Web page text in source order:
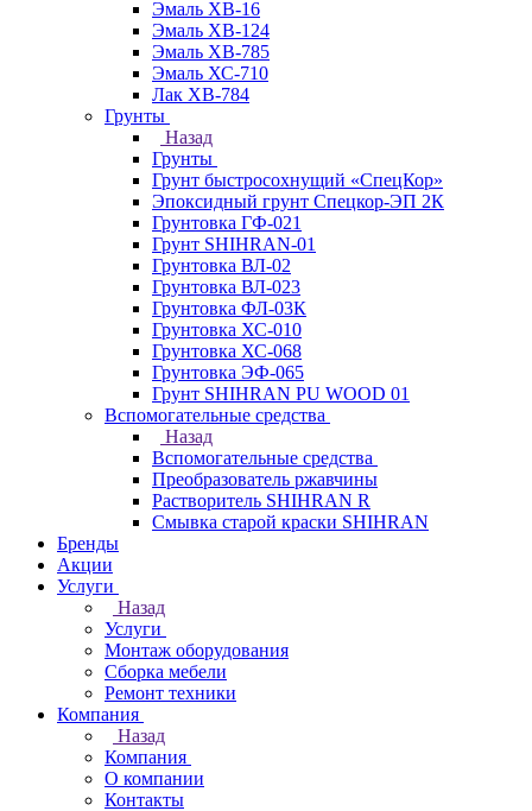
Эмаль ХВ-16
Эмаль ХВ-124
Эмаль ХВ-785
Эмаль ХС-710
Лак ХВ-784
Грунты
Назад
Грунты
Грунт быстросохнущий «СпецКор»
Эпоксидный грунт Спецкор-ЭП 2К
Грунтовка ГФ-021
Грунт SHIHRAN-01
Грунтовка ВЛ-02
Грунтовка ВЛ-023
Грунтовка ФЛ-03К
Грунтовка ХС-010
Грунтовка ХС-068
Грунтовка ЭФ-065
Грунт SHIHRAN PU WOOD 01
Вспомогательные средства
Назад
Вспомогательные средства
Преобразователь ржавчины
Растворитель SHIHRAN R
Смывка старой краски SHIHRAN
Бренды
Акции
Услуги
Назад
Услуги
Монтаж оборудования
Сборка мебели
Ремонт техники
Компания
Назад
Компания
О компании
Контакты